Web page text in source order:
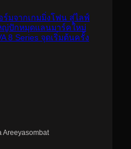
มจากเกมมิ่งโฟน สู่ไลฟ์
ญ่ปักหมุดแลนมาร์คใหม่
8 Series จุดเริ่มต้นครั้ง
Areeyasombat